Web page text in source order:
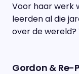
Voor haar werk
leerden al die
over de wereld?
Gordon & Re-